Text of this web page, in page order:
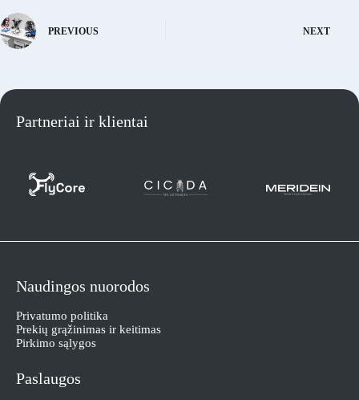
PREVIOUS NEXT
Partneriai ir klientai
Naudingos nuorodos
Privatumo politika
Prekių grąžinimas ir keitimas
Pirkimo sąlygos
Paslaugos